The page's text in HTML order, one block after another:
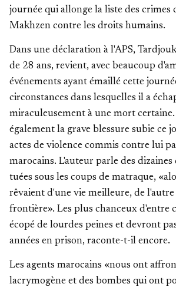
journée qui allonge la liste des crimes
Makhzen contre les droits humains.
Dans une déclaration à l'APS,
de 28 ans, revient, avec beaucoup
événements ayant émaillé cette
circonstances dans lesquelles il a
miraculeusement à une mort
également la grave blessure subie ce
actes de violence commis contre lui
marocains. L'auteur parle des dizaines
tuées sous les coups de matraque,
rêvaient d'une vie meilleure, de l'autre
frontière». Les plus chanceux d'entre
écopé de lourdes peines et devront
années en prison, raconte-t-il encore.
Les agents marocains «nous ont
lacrymogène et des bombes qui ont